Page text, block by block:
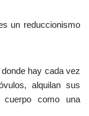
un reduccionismo
hay cada vez
alquilan sus
como una